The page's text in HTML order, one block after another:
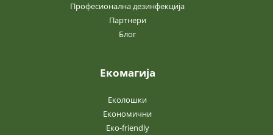
Професионална дезинфекција
Партнери
Блог
Екомагија
Еколошки
Економични
Еко-friendly